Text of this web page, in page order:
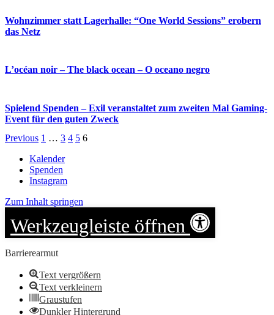
Wohnzimmer statt Lagerhalle: “One World Sessions” erobern
das Netz
L’océan noir – The black ocean – O oceano negro
Spielend Spenden – Exil veranstaltet zum zweiten Mal Gaming-
Event für den guten Zweck
Previous 1 … 3 4 5 6
Kalender
Spenden
Instagram
Zum Inhalt springen
Werkzeugleiste öffnen
Barrierearmut
Text vergrößern
Text verkleinern
Graustufen
Dunkler Hintergrund